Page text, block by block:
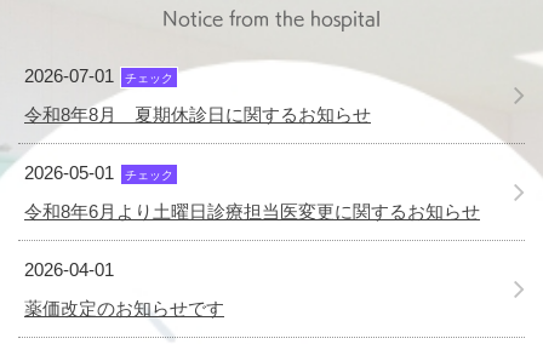
Notice from the hospital
2026-07-01 チェック
令和8年8月 夏期休診日に関するお知らせ
2026-05-01 チェック
令和8年6月より土曜日診療担当医変更に関するお知らせ
2026-04-01
薬価改定のお知らせです